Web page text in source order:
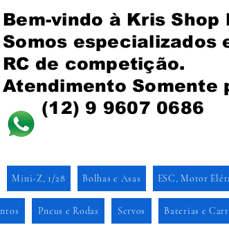
Bem-vindo à Kris Shop
Somos especializados
RC de competição.
Atendimento Somente
(12) 9 9607 0686
Mini-Z, 1/28 Bolhas e Asas ESC, Motor
Pneus e Rodas Servos Baterias e